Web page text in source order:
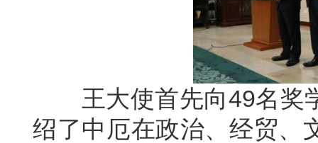
王大使首先向49名奖
绍了中厄在政治、经贸、